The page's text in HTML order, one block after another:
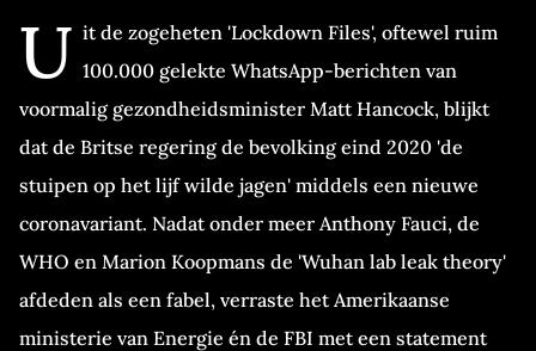
U it de zogeheten 'Lockdown Files', oftewel ruim
100.000 gelekte WhatsApp-berichten van
voormalig gezondheidsminister Matt Hancock, blijkt
dat de Britse regering de bevolking eind 2020 'de
stuipen op het lijf wilde jagen' middels een nieuwe
coronavariant. Nadat onder meer Anthony Fauci, de
WHO en Marion Koopmans de 'Wuhan lab leak theory'
afdeden als een fabel, verraste het Amerikaanse
ministerie van Energie én de FBI met een statement